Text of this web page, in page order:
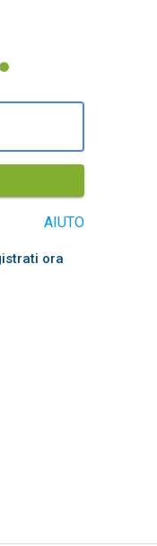
AIUTO
ora